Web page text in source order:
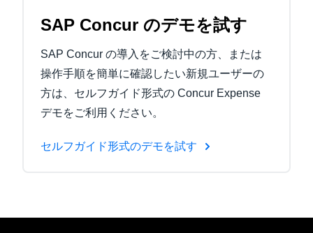
SAP Concur のデモを試す
SAP Concur の導入をご検討中の方、または
操作手順を簡単に確認したい新規ユーザーの
方は、セルフガイド形式の Concur Expense
デモをご利用ください。
セルフガイド形式のデモを試す